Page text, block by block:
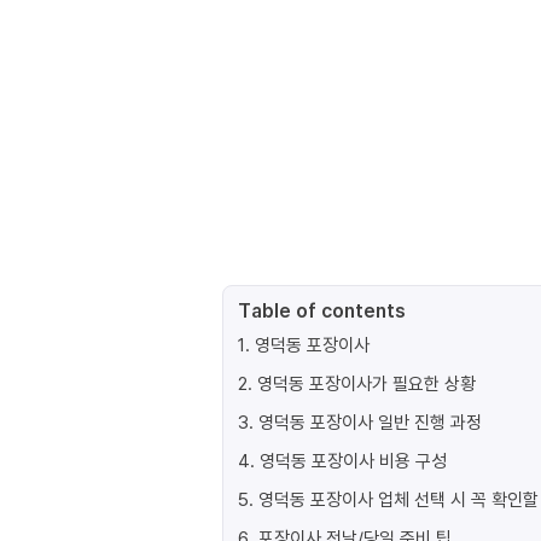
Table of contents
1. 영덕동 포장이사
2. 영덕동 포장이사가 필요한 상황
3. 영덕동 포장이사 일반 진행 과정
4. 영덕동 포장이사 비용 구성
5. 영덕동 포장이사 업체 선택 시 꼭 확인